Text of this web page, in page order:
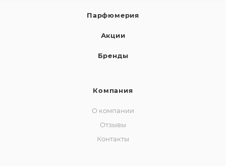
Парфюмерия
Акции
Бренды
Компания
О компании
Отзывы
Контакты